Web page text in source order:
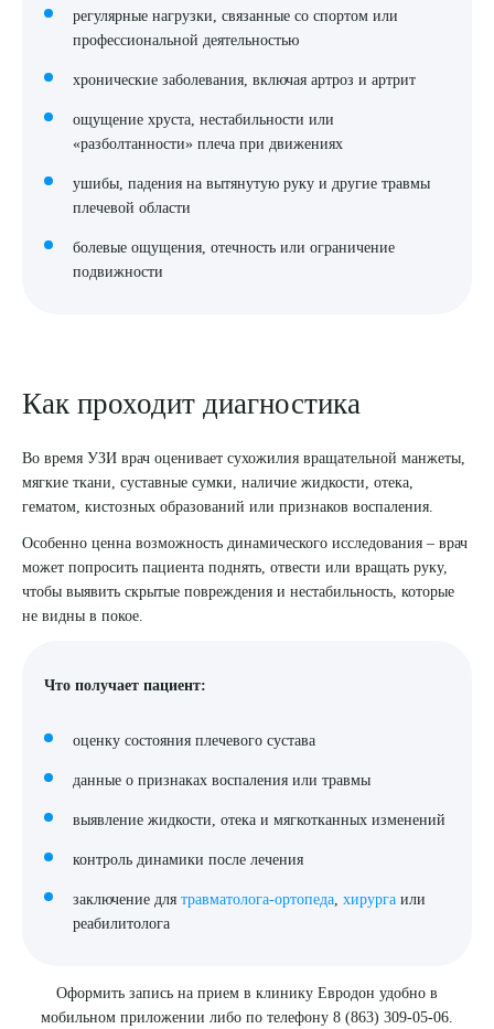
регулярные нагрузки, связанные со спортом или
профессиональной деятельностью
хронические заболевания, включая артроз и артрит
ощущение хруста, нестабильности или
«разболтанности» плеча при движениях
ушибы, падения на вытянутую руку и другие травмы
плечевой области
болевые ощущения, отечность или ограничение
подвижности
Как проходит диагностика
Во время УЗИ врач оценивает сухожилия вращательной манжеты,
мягкие ткани, суставные сумки, наличие жидкости, отека,
гематом, кистозных образований или признаков воспаления.
Особенно ценна возможность динамического исследования – врач
может попросить пациента поднять, отвести или вращать руку,
чтобы выявить скрытые повреждения и нестабильность, которые
не видны в покое.
Что получает пациент:
оценку состояния плечевого сустава
данные о признаках воспаления или травмы
выявление жидкости, отека и мягкотканных изменений
контроль динамики после лечения
заключение длятравматолога-ортопеда ,хирурга или
реабилитолога
Оформить запись на прием в клинику Евродон удобно в
мобильном приложении либо по телефону 8 (863) 309-05-06.
Я даю согласие наобработку персональных данных